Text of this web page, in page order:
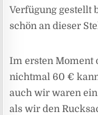
Verfügung gestellt
schön an dieser
Im ersten Moment
nichtmal 60 €
auch wir waren
als wir den